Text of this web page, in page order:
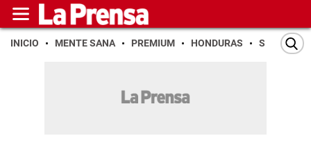
INICIO MENTE SANA PREMIUM HONDURAS SAN PEDRO